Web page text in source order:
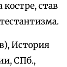
став
История
СПб.,